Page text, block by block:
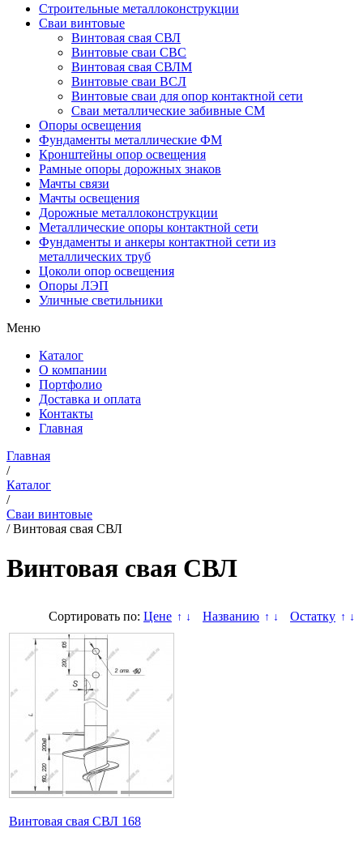
Строительные металлоконструкции
Сваи винтовые
Винтовая свая СВЛ
Винтовые сваи СВС
Винтовая свая СВЛМ
Винтовые сваи ВСЛ
Винтовые сваи для опор контактной сети
Сваи металлические забивные СМ
Опоры освещения
Фундаменты металлические ФМ
Кронштейны опор освещения
Рамные опоры дорожных знаков
Мачты связи
Мачты освещения
Дорожные металлоконструкции
Металлические опоры контактной сети
Фундаменты и анкеры контактной сети из
металлических труб
Цоколи опор освещения
Опоры ЛЭП
Уличные светильники
Меню
Каталог
О компании
Портфолио
Доставка и оплата
Контакты
Главная
Главная
/
Каталог
/
Сваи винтовые
/Винтовая свая СВЛ
Винтовая свая СВЛ
Сортировать по: Цене ↑ ↓ Названию ↑ ↓ Остатку ↑ ↓
Винтовая свая СВЛ 168